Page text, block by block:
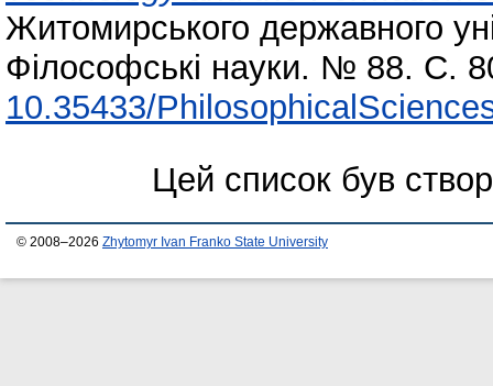
Житомирського державного
Філософські науки. № 88. С.
10.35433/
Цей список був
© 2008–2026 Zhytomyr Ivan Franko State University